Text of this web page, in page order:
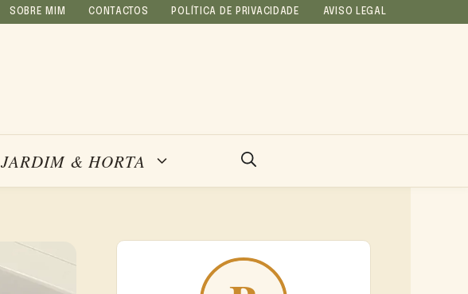
SOBRE MIM CONTACTOS POLÍTICA DE PRIVACIDADE AVISO LEGAL
JARDIM & HORTA